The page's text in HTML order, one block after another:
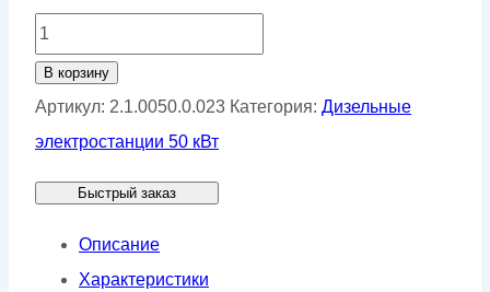
Количество
товара
Дизельный
генератор
GMP
AY69
В корзину
Артикул: 2.1.0050.0.023 Категория: Дизельные
электростанции 50 кВт
Быстрый заказ
Описание
Характеристики